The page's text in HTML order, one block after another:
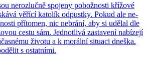
ne­roz­luč­ně spo­je­ny po­bož­nos­ti kří­žo­vé
vě­ří­cí ka­to­lík od­pust­ky. Pokud ale ne­
pří­to­men, nic ne­brá­ní, aby si udě­lal dle
cestu sám. Jed­not­li­vá za­sta­ve­ní na­bí­ze­jí
ži­vo­tu a k mo­rál­ní si­tu­a­ci dneška.
s ostat­ní­mi.